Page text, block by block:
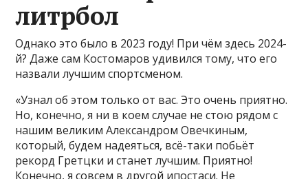
литрбол
Однако это было в 2023 году! При чём здесь 2024-
й? Даже сам Костомаров удивился тому, что его
назвали лучшим спортсменом.
«Узнал об этом только от вас. Это очень приятно.
Но, конечно, я ни в коем случае не стою рядом с
нашим великим Александром Овечкиным,
который, будем надеяться, всё-таки побьёт
рекорд Гретцки и станет лучшим. Приятно!
Конечно, я совсем в другой ипостаси. Не